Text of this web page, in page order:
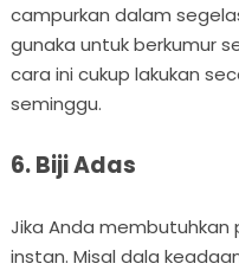
campurkan dalam
gunaka untuk berkumur
cara ini cukup lakukan
seminggu.
6. Biji Adas
Jika Anda
instan. Misal dala